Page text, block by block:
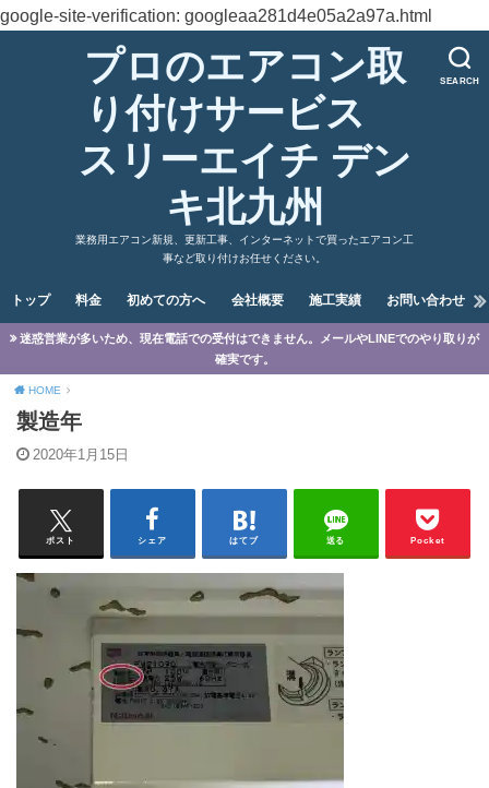
google-site-verification: googleaa281d4e05a2a97a.html
SEARCH
プロのエアコン取
り付けサービス
スリーエイチ デン
キ北九州
業務用エアコン新規、更新工事、インターネットで買ったエアコン工
事など取り付けお任せください。
トップ 料金 初めての方へ 会社概要 施工実績 お問い合わせ
迷惑営業が多いため、現在電話での受付はできません。メールやLINEでのやり取りが
確実です。
HOME
製造年
2020年1月15日
ポスト シェア はてブ 送る Pocket